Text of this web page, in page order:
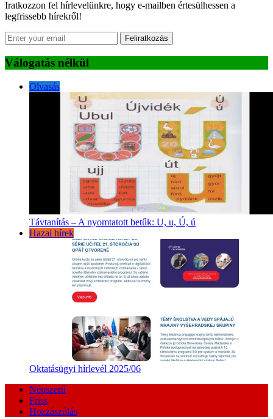
Iratkozzon fel hírlevelünkre, hogy e-mailben értesülhessen a
legfrissebb hírekről!
Feliratkozás
Válogatás nélkül
Olvasás
Távtanítás – A nyomtatott betűk: U, u, Ú, ú
Hazai hírek
Oktatásügyi hírlevél 2025/06
Népszerű
Friss
Hozzászólás